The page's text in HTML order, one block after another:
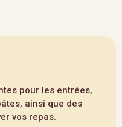
pour les entrées,
ainsi que des
vos repas.